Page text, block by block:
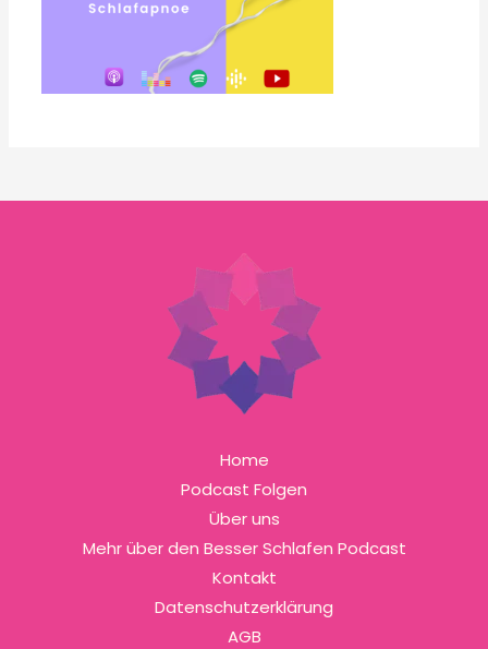
Home
Podcast Folgen
Über uns
Mehr über den Besser Schlafen Podcast
Kontakt
Datenschutzerklärung
AGB